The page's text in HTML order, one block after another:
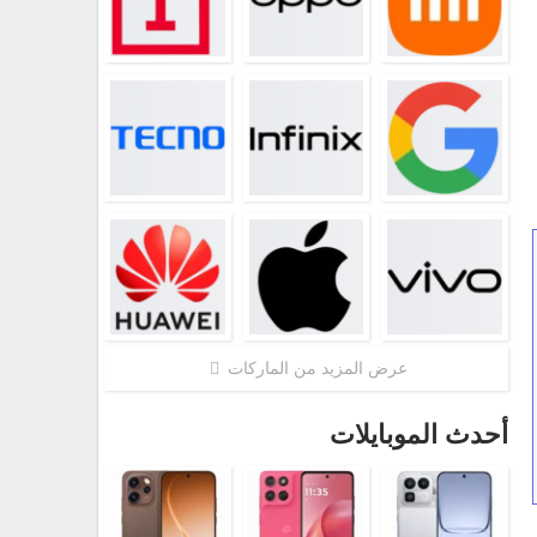
عرض المزيد من الماركات
أحدث الموبايلات